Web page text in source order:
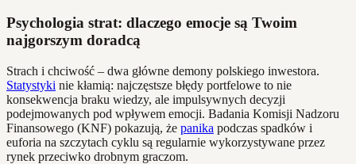
Psychologia strat: dlaczego emocje są Twoim
najgorszym doradcą
Strach i chciwość – dwa główne demony polskiego inwestora.
Statystyki nie kłamią: najczęstsze błędy portfelowe to nie
konsekwencja braku wiedzy, ale impulsywnych decyzji
podejmowanych pod wpływem emocji. Badania Komisji Nadzoru
Finansowego (KNF) pokazują, że panika podczas spadków i
euforia na szczytach cyklu są regularnie wykorzystywane przez
rynek przeciwko drobnym graczom.